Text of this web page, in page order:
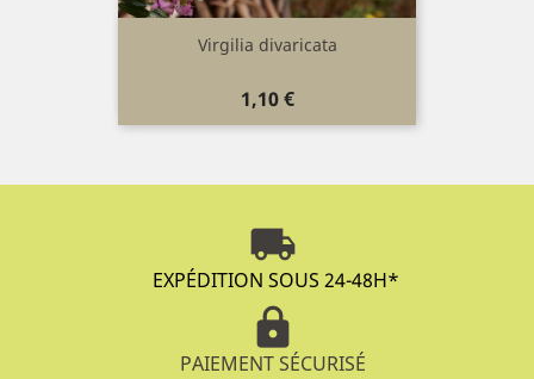
Virgilia divaricata
Prix
1,10 €
local_shipping
EXPÉDITION SOUS 24-48H*
lock
PAIEMENT SÉCURISÉ